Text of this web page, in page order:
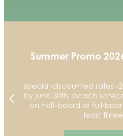
Summer Promo
special discounted rates -
by june 30th, beach
on half-board or full-
least